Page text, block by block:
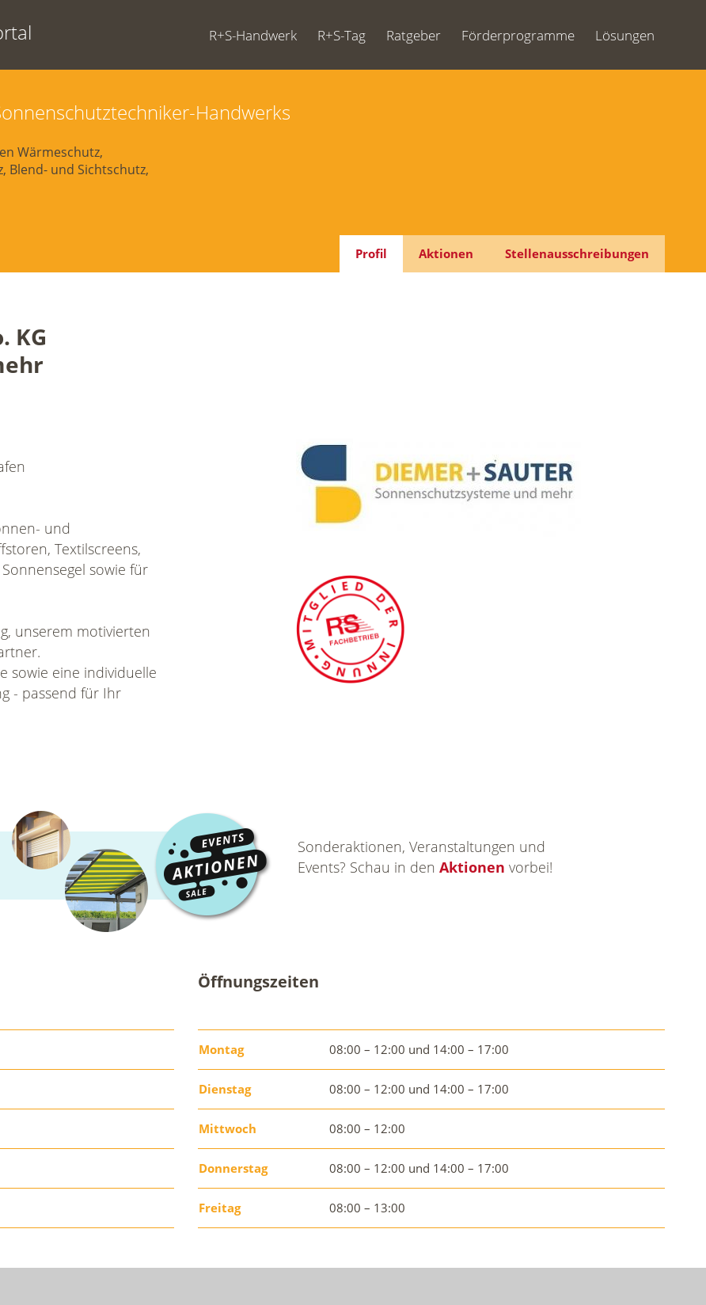
R+S-Handwerk R+S-Tag Ratgeber Förderprogramme Lösungen
Handwerks
Wärmeschutz,
Blend- und Sichtschutz,
Profil Aktionen Stellenausschreibungen
KG
und
Textilscreens,
sowie für
unserem motivierten
sowie eine individuelle
- passend für Ihr
Sonderaktionen, Veranstaltungen und
Events? Schau in den Aktionen vorbei!
Öffnungszeiten
Montag 08:00 – 12:00 und 14:00 – 17:00
Dienstag 08:00 – 12:00 und 14:00 – 17:00
Mittwoch 08:00 – 12:00
Donnerstag 08:00 – 12:00 und 14:00 – 17:00
Freitag 08:00 – 13:00